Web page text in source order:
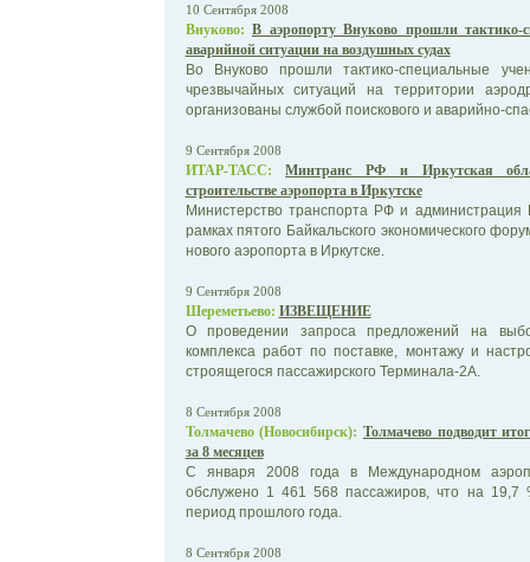
10 Сентября 2008
Внуково: В аэропорту Внуково прошли тактико-
аварийной ситуации на воздушных судах
Во Внуково прошли тактико-специальные
чрезвычайных ситуаций на территории
организованы службой поискового и аварийно-
9 Сентября 2008
ИТАР-ТАСС:
Минтранс РФ и Иркутская
строительстве аэропорта в Иркутске
Министерство транспорта РФ и администрация
рамках пятого Байкальского экономического
нового аэропорта в Иркутске.
9 Сентября 2008
Шереметьево: ИЗВЕЩЕНИЕ
О проведении запроса предложений на
комплекса работ по поставке, монтажу и
строящегося пассажирского Терминала-2А.
8 Сентября 2008
Толмачево (Новосибирск): Толмачево подводит
за 8 месяцев
С января 2008 года в Международном
обслужено 1 461 568 пассажиров, что на 19,7
период прошлого года.
8 Сентября 2008